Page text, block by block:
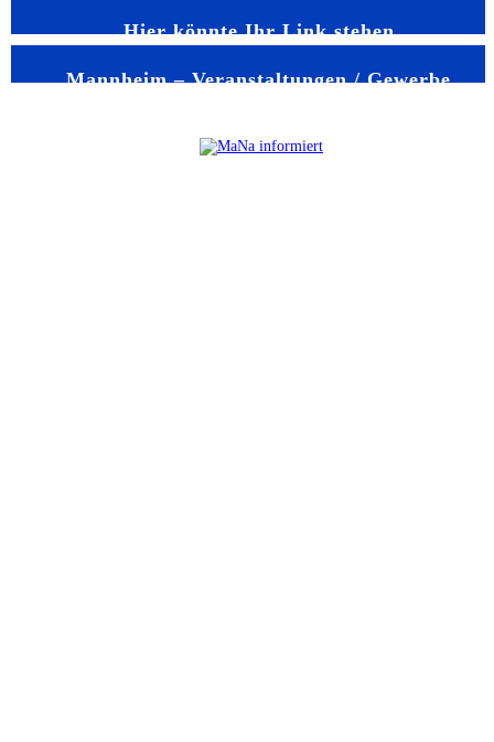
Hier könnte Ihr Link stehen
Mannheim – Veranstaltungen / Gewerbe